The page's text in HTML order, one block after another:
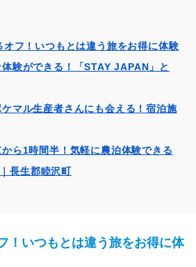
オフ！いつもとは違う旅をお得に体験
験ができる！「STAY JAPAN」と
ケマル生産者さんにも会える！宿泊施
から1時間半！気軽に農泊体験できる
長生郡睦沢町
！いつもとは違う旅をお得に体